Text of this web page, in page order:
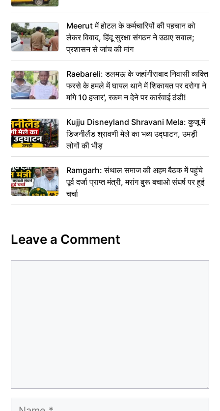
Meerut में होटल के कर्मचारियों की पहचान को
लेकर विवाद, हिंदू सुरक्षा संगठन ने उठाए सवाल;
प्रशासन से जांच की मांग
Raebareli: डलमऊ के जहांगीराबाद निवासी व्यक्ति
फरसे के हमले में घायल थाने में शिकायत पर दरोगा ने
मांगे 10 हजार’, रकम न देने पर कार्रवाई ठंडी!
Kujju Disneyland Shravani Mela: कुजू में
डिजनीलैंड श्रावणी मेले का भव्य उद्घाटन, उमड़ी
लोगों की भीड़
Ramgarh: संथाल समाज की अहम बैठक में पहुंचे
पूर्व दर्जा प्राप्त मंत्री, मरांग बुरू बचाओ संघर्ष पर हुई
चर्चा
Leave a Comment
Name